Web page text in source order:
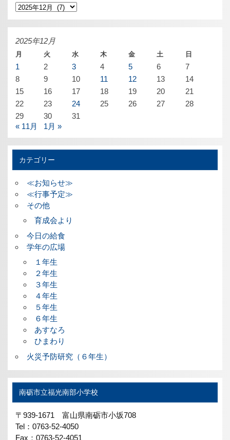
ア
ー
カ
イ
ブ
2025年12月
月 火 水 木 金 土 日
1 2 3 4 5 6
7
8
9 10 11 12 13
14
15
16 17 18 19 20
21
22
23 24 25 26 27
28
29
30
31
« 11月
1月 »
カテゴリー
≪お知らせ≫
≪行事予定≫
その他
育成会より
今日の給食
学年の広場
１年生
２年生
３年生
４年生
５年生
６年生
あすなろ
ひまわり
火災予防研究（６年生）
南砺市立福光南部小学校
〒939-1671 富山県南砺市小坂708
Tel：0763-52-4050
Fax：0763-52-4051